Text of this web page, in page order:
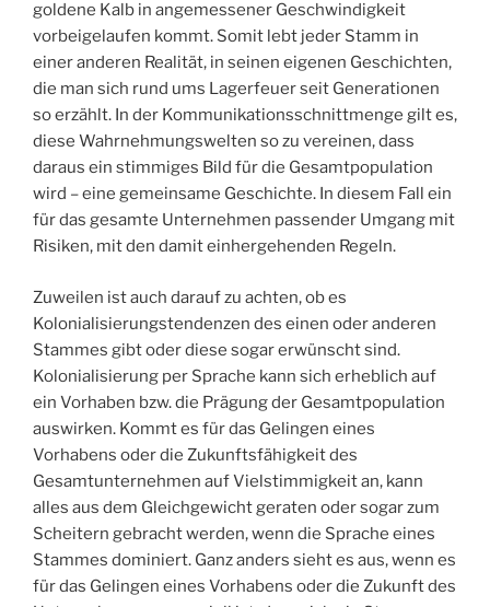
goldene Kalb in angemessener Geschwindigkeit
vorbeigelaufen kommt. Somit lebt jeder Stamm in
einer anderen Realität, in seinen eigenen Geschichten,
die man sich rund ums Lagerfeuer seit Generationen
so erzählt. In der Kommunikationsschnittmenge gilt es,
diese Wahrnehmungswelten so zu vereinen, dass
daraus ein stimmiges Bild für die Gesamtpopulation
wird – eine gemeinsame Geschichte. In diesem Fall ein
für das gesamte Unternehmen passender Umgang mit
Risiken, mit den damit einhergehenden Regeln.
Zuweilen ist auch darauf zu achten, ob es
Kolonialisierungstendenzen des einen oder anderen
Stammes gibt oder diese sogar erwünscht sind.
Kolonialisierung per Sprache kann sich erheblich auf
ein Vorhaben bzw. die Prägung der Gesamtpopulation
auswirken. Kommt es für das Gelingen eines
Vorhabens oder die Zukunftsfähigkeit des
Gesamtunternehmen auf Vielstimmigkeit an, kann
alles aus dem Gleichgewicht geraten oder sogar zum
Scheitern gebracht werden, wenn die Sprache eines
Stammes dominiert. Ganz anders sieht es aus, wenn es
für das Gelingen eines Vorhabens oder die Zukunft des